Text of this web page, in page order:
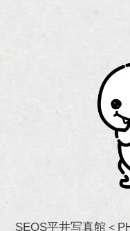
SEOS平井写真館＜